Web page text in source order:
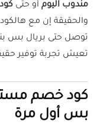
مندوب اليوم أو حتى
توصل حتى بريال بس
تعيش تجربة توفير
كود خصم
بس أول مرة